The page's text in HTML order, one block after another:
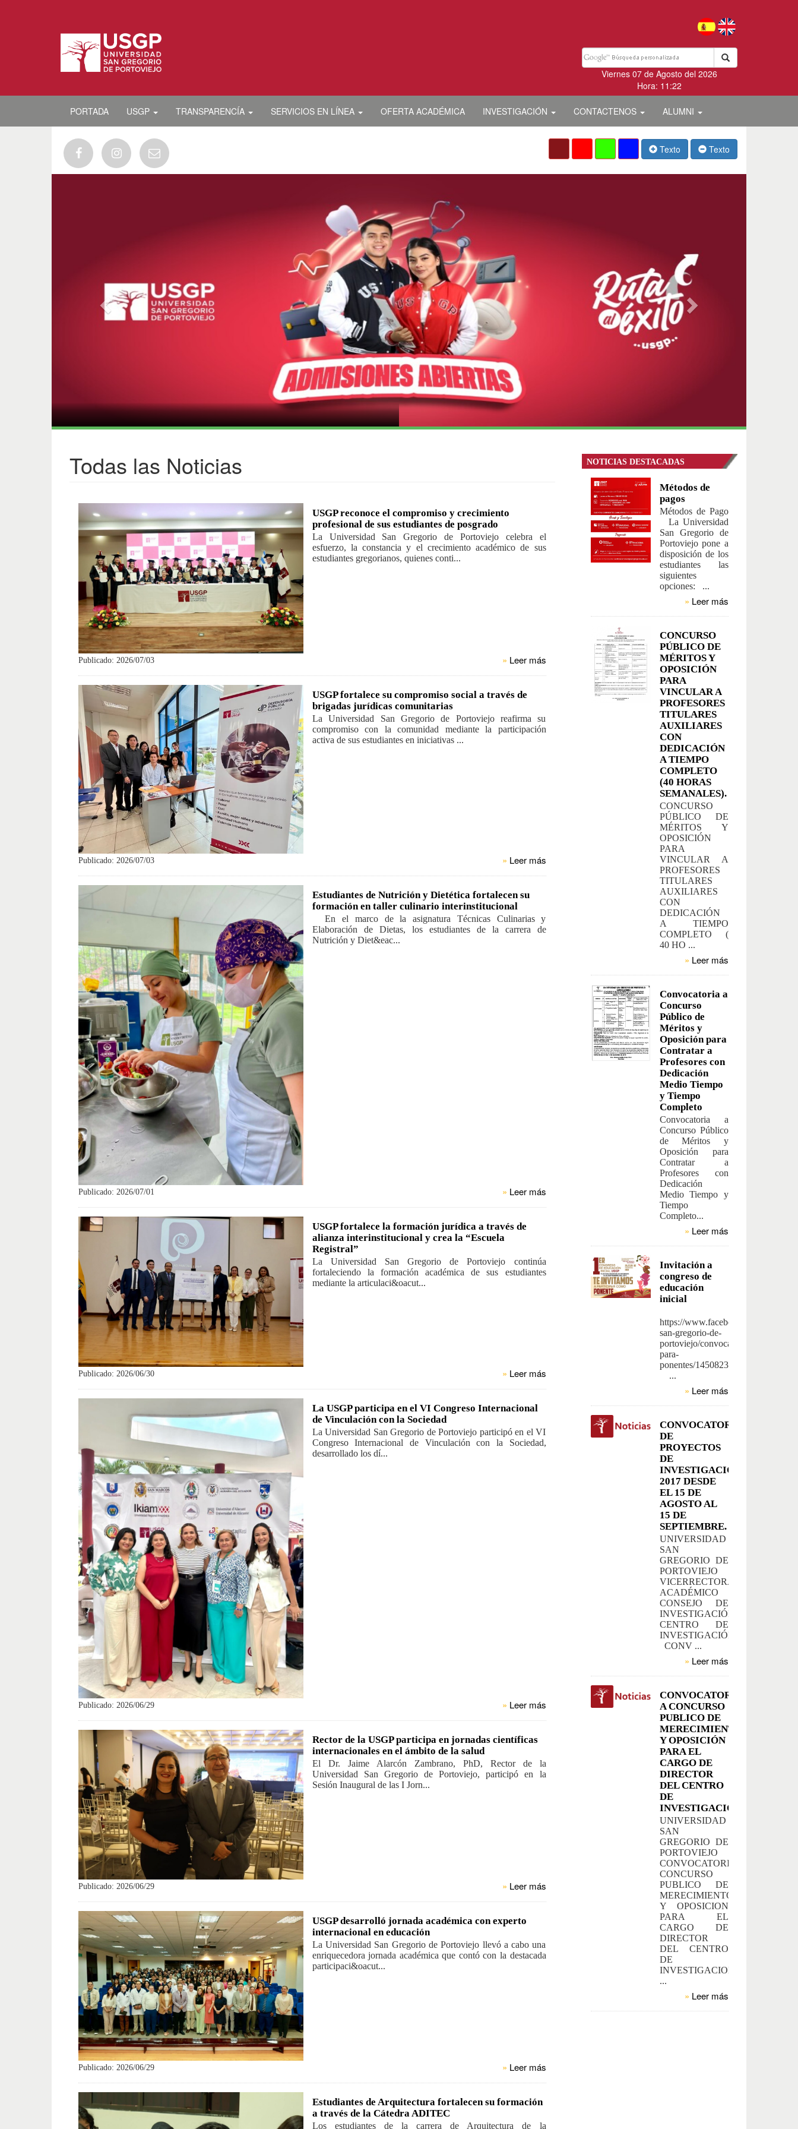
Viernes 07 de Agosto del 2026
Hora: 11:22
PORTADA USGP TRANSPARENCÍA SERVICIOS EN LÍNEA OFERTA ACADÉMICA INVESTIGACIÓN CONTACTENOS ALUMNI
Texto Texto
Todas las Noticias
USGP reconoce el compromiso y crecimiento
profesional de sus estudiantes de posgrado
La Universidad San Gregorio de Portoviejo celebra el
esfuerzo, la constancia y el crecimiento académico de sus
estudiantes gregorianos, quienes conti...
Publicado: 2026/07/03 » Leer más
USGP fortalece su compromiso social a través de
brigadas jurídicas comunitarias
La Universidad San Gregorio de Portoviejo reafirma su
compromiso con la comunidad mediante la participación
activa de sus estudiantes en iniciativas ...
Publicado: 2026/07/03 » Leer más
Estudiantes de Nutrición y Dietética fortalecen su
formación en taller culinario interinstitucional
En el marco de la asignatura Técnicas Culinarias y
Elaboración de Dietas, los estudiantes de la carrera de
Nutrición y Diet&eac...
Publicado: 2026/07/01 » Leer más
USGP fortalece la formación jurídica a través de
alianza interinstitucional y crea la “Escuela
Registral”
La Universidad San Gregorio de Portoviejo continúa
fortaleciendo la formación académica de sus estudiantes
mediante la articulaci&oacut...
Publicado: 2026/06/30 » Leer más
La USGP participa en el VI Congreso Internacional
de Vinculación con la Sociedad
La Universidad San Gregorio de Portoviejo participó en el VI
Congreso Internacional de Vinculación con la Sociedad,
desarrollado los dí...
Publicado: 2026/06/29 » Leer más
Rector de la USGP participa en jornadas científicas
internacionales en el ámbito de la salud
El Dr. Jaime Alarcón Zambrano, PhD, Rector de la
Universidad San Gregorio de Portoviejo, participó en la
Sesión Inaugural de las I Jorn...
Publicado: 2026/06/29 » Leer más
USGP desarrolló jornada académica con experto
internacional en educación
La Universidad San Gregorio de Portoviejo llevó a cabo una
enriquecedora jornada académica que contó con la destacada
participaci&oacut...
Publicado: 2026/06/29 » Leer más
Estudiantes de Arquitectura fortalecen su formación
a través de la Cátedra ADITEC
Los estudiantes de la carrera de Arquitectura de la
NOTICIAS DESTACADAS
Métodos de
pagos
Métodos de Pago
La Universidad
San Gregorio de
Portoviejo pone a
disposición de los
estudiantes las
siguientes
opciones: ...
» Leer más
CONCURSO
PÚBLICO DE
MÉRITOS Y
OPOSICIÓN
PARA
VINCULAR A
PROFESORES
TITULARES
AUXILIARES
CON
DEDICACIÓN
A TIEMPO
COMPLETO
(40 HORAS
SEMANALES).
CONCURSO
PÚBLICO DE
MÉRITOS Y
OPOSICIÓN
PARA
VINCULAR A
PROFESORES
TITULARES
AUXILIARES
CON
DEDICACIÓN
A TIEMPO
COMPLETO (
40 HO ...
» Leer más
Convocatoria a
Concurso
Público de
Méritos y
Oposición para
Contratar a
Profesores con
Dedicación
Medio Tiempo
y Tiempo
Completo
Convocatoria a
Concurso Público
de Méritos y
Oposición para
Contratar a
Profesores con
Dedicación
Medio Tiempo y
Tiempo
Completo...
» Leer más
Invitación a
congreso de
educación
inicial
https://www.facebook.com/notes/
san-gregorio-de-
portoviejo/convocatoria-
para-
ponentes/1450823061670513/
...
» Leer más
CONVOCATORIA
DE
PROYECTOS
DE
INVESTIGACIÓN
2017 DESDE
EL 15 DE
AGOSTO AL
15 DE
SEPTIEMBRE.
UNIVERSIDAD
SAN
GREGORIO DE
PORTOVIEJO
VICERRECTORADO
ACADÉMICO
CONSEJO DE
INVESTIGACIÓN
CENTRO DE
INVESTIGACIÓN
CONV ...
» Leer más
CONVOCATORIA
A CONCURSO
PUBLICO DE
MERECIMIENTO
Y OPOSICIÓN
PARA EL
CARGO DE
DIRECTOR
DEL CENTRO
DE
INVESTIGACIÓN.
UNIVERSIDAD
SAN
GREGORIO DE
PORTOVIEJO
CONVOCATORIA
CONCURSO
PUBLICO DE
MERECIMIENTO
Y OPOSICION
PARA EL
CARGO DE
DIRECTOR
DEL CENTRO
DE
INVESTIGACION.
...
» Leer más